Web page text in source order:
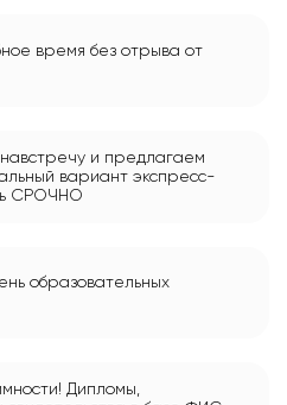
время без отрыва от
и предлагаем
вариант экспресс-
СРОЧНО
образовательных
Дипломы,